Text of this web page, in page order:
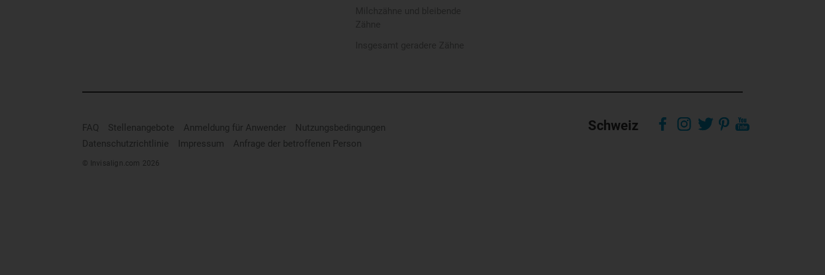
FAQ Stellenangebote Anmeldung für Anwender
Nutzungsbedingungen
Datenschutzrichtlinie
Impressum Anfrage der betroffenen Person
Schweiz
© Invisalign.com 2026